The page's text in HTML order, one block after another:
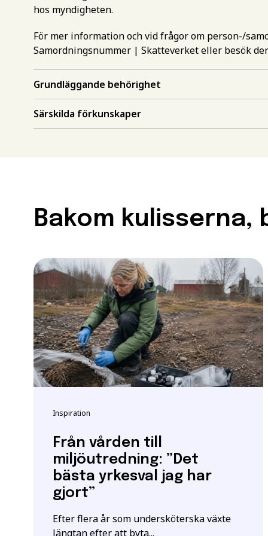
hos myndigheten.
För mer information och vid frågor om person-/
Samordningsnummer | Skatteverketeller besök
Grundläggande behörighet
Särskilda förkunskaper
Bakom
Inspiration
Från vården till
miljöutredning: ”Det
bästa yrkesval jag har
gjort”
Efter flera år som undersköterska växte
längtan efter att byta...
Gör en
mer
Förnamn
Efternamn*
E-post*
*Observera att detta inte
Jag ger
utbildningen
För att kunna söka till
utbildningar kan också
Vänligen notera: För
yrkeshögskolan krävs
att vi registrerar
För mer information
Samordningsnummer |
Grundläggande